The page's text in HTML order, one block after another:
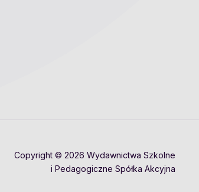
Copyright © 2026 Wydawnictwa Szkolne
i Pedagogiczne Spółka Akcyjna